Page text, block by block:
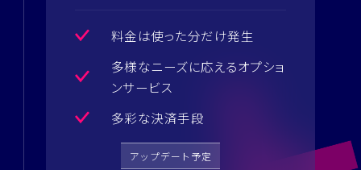
料金は使った分だけ発生
多様なニーズに応えるオプショ
ンサービス
多彩な決済手段
アップデート予定